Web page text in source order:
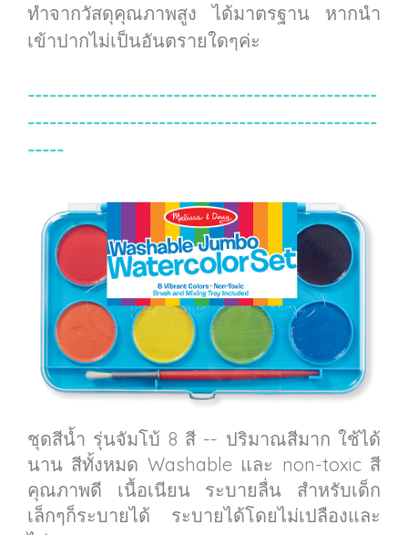
ทำจากวัสดุคุณภาพสูง ได้มาตรฐาน หากนำ
เข้าปากไม่เป็นอันตรายใดๆค่ะ
------------------------------------------------
------------------------------------------------
-----
ชุดสีน้ำ รุ่นจัมโบ้ 8 สี -- ปริมาณสีมาก ใช้ได้
นาน สีทั้งหมด Washable และ non-toxic สี
คุณภาพดี เนื้อเนียน ระบายลื่น สำหรับเด็ก
เล็กๆก็ระบายได้ ระบายได้โดยไม่เปลืองและ